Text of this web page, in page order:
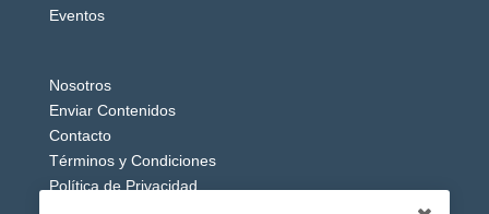
Eventos
Nosotros
Enviar Contenidos
Contacto
Términos y Condiciones
Política de Privacidad